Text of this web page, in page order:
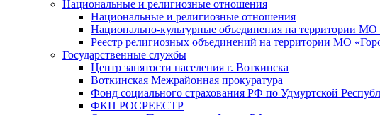
Национальные и религиозные отношения
Национальные и религиозные отношения
Национально-культурные объединения на территории МО
Реестр религиозных объединений на территории МО
Государственные службы
Центр занятости населения г. Воткинска
Воткинская Межрайонная прокуратура
Фонд социального страхования РФ по Удмуртской
ФКП РОСРЕЕСТР